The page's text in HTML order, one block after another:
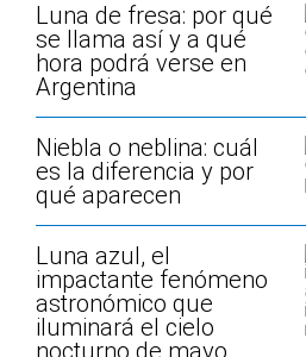
Luna de fresa: por qué
se llama así y a qué
hora podrá verse en
Argentina
Niebla o neblina: cuál
es la diferencia y por
qué aparecen
Luna azul, el
impactante fenómeno
astronómico que
iluminará el cielo
nocturno de mayo